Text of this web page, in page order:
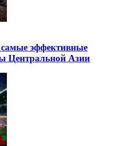
эффективные
Центральной Азии